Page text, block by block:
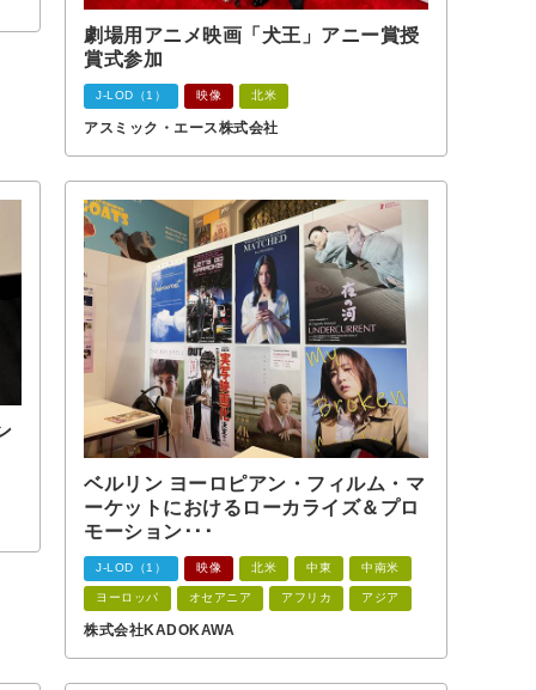
劇場用アニメ映画「犬王」アニー賞授
賞式参加
J-LOD（1） 映像 北米
アスミック・エース株式会社
ベルリン ヨーロピアン・フィルム・マ
ーケットにおけるローカライズ＆プロ
モーション･･･
J-LOD（1） 映像 北米 中東 中南米
ヨーロッパ オセアニア アフリカ アジア
株式会社KADOKAWA